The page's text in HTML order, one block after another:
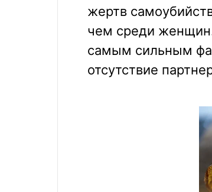
жертв
чем среди женщин.
самым сильным
отсутствие